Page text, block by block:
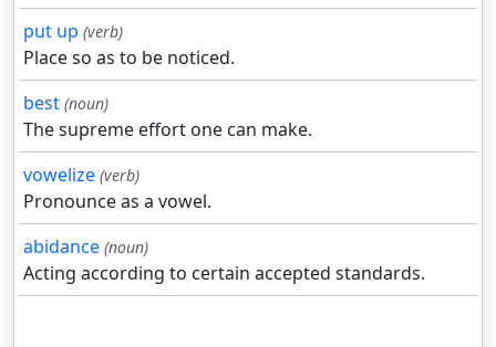
put up (verb)
Place so as to be noticed.
best (noun)
The supreme effort one can make.
vowelize (verb)
Pronounce as a vowel.
abidance (noun)
Acting according to certain accepted standards.